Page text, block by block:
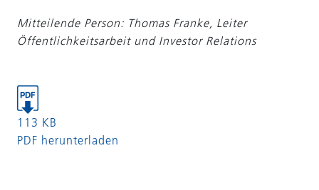
Mitteilende Person: Thomas Franke, Leiter
Öffentlichkeitsarbeit und Investor Relations
113 KB
PDF herunterladen